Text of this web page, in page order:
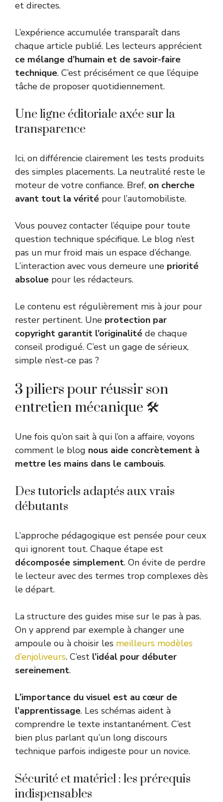
et directes.
L’expérience accumulée transparaît dans
chaque article publié. Les lecteurs apprécient
ce mélange d’humain et de savoir-faire
technique. C’est précisément ce que l’équipe
tâche de proposer quotidiennement.
Une ligne éditoriale axée sur la
transparence
Ici, on différencie clairement les tests produits
des simples placements. La neutralité reste le
moteur de votre confiance. Bref, on cherche
avant tout la vérité pour l’automobiliste.
Vous pouvez contacter l’équipe pour toute
question technique spécifique. Le blog n’est
pas un mur froid mais un espace d’échange.
L’interaction avec vous demeure une priorité
absolue pour les rédacteurs.
Le contenu est régulièrement mis à jour pour
rester pertinent. Une protection par
copyright garantit l’originalité de chaque
conseil prodigué. C’est un gage de sérieux,
simple n’est-ce pas ?
3 piliers pour réussir son
entretien mécanique 🛠️
Une fois qu’on sait à qui l’on a affaire, voyons
comment le blog nous aide concrètement à
mettre les mains dans le cambouis.
Des tutoriels adaptés aux vrais
débutants
L’approche pédagogique est pensée pour ceux
qui ignorent tout. Chaque étape est
décomposée simplement. On évite de perdre
le lecteur avec des termes trop complexes dès
le départ.
La structure des guides mise sur le pas à pas.
On y apprend par exemple à changer une
ampoule ou à choisir les meilleurs modèles
d’enjoliveurs. C’est l’idéal pour débuter
sereinement.
L’importance du visuel est au cœur de
l’apprentissage. Les schémas aident à
comprendre le texte instantanément. C’est
bien plus parlant qu’un long discours
technique parfois indigeste pour un novice.
Sécurité et matériel : les prérequis
indispensables